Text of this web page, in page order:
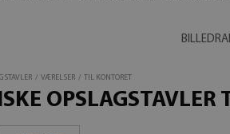
/ VÆRELSER / TIL KONTORET
OPSLAGSTAVLER